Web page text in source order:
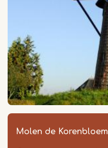
Molen de Korenbloem